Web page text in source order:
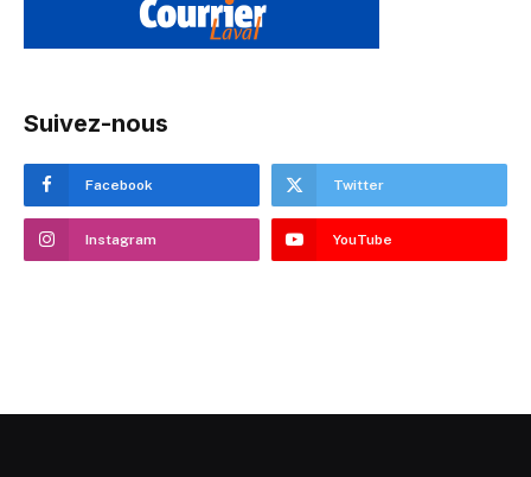
Suivez-nous
Facebook Twitter
Instagram YouTube